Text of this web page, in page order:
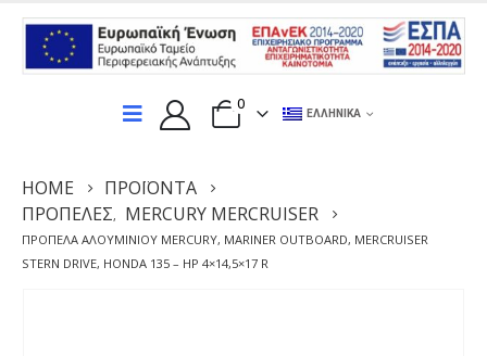
0
ΕΛΛΗΝΙΚΆ
HOME
ΠΡΟΪΌΝΤΑ
ΠΡΟΠΈΛΕΣ, MERCURY MERCRUISER
ΠΡΟΠΈΛΑ ΑΛΟΥΜΙΝΊΟΥ MERCURY, MARINER OUTBOARD, MERCRUISER
STERN DRIVE, HONDA 135 – HP 4×14,5×17 R